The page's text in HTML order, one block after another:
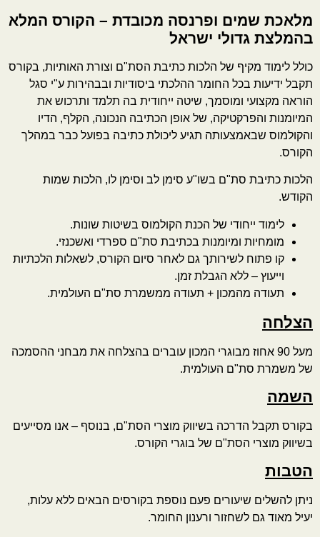
מלאכת שמים ופרנסה מכובדת – הקורס המלא
בהמלצת גדולי ישראל
כולל לימוד מקיף של הלכות כתיבת הסת"ם וצורת האותיות, בקורס
תקבל ידיעות בכל החומר ההלכתי ביסודיות ובבהירות ע"י סגל
הוראה מקצועי ומוסמך, שיטה ייחודית בה תלמד ותרכוש את
המיומנות והפרקטיקה, של אופן הכתיבה הנכונה, הקלף, הדיו
והקולמוס שבאמצעותה תגיע ליכולת כתיבה בפועל כבר במהלך
הקורס.
הלכות כתיבת סת"ם בשו"ע סימן לב וסימן לו, הלכות שמות
הקודש.
לימוד ייחודי של הכנת הקולמוס בשיטות שונות.
מומחיות ומיומנות בכתיבת סת"ם ספרדי ואשכנזי.
קו פתוח לשירותך גם לאחר סיום הקורס, לשאלות הלכתיות
וייעוץ – ללא הגבלת זמן.
תעודה מהמכון + תעודה ממשמרת סת"ם העולמית.
הצלחה
מעל 90 אחוז מבוגרי המכון עוברים בהצלחה את מבחני ההסמכה
של משמרת סת"ם העולמית.
השמה
בקורס תקבל הדרכה בשיווק מוצרי הסת"ם, בנוסף – אנו מסייעים
בשיווק מוצרי הסת"ם של בוגרי הקורס.
הטבות
ניתן להשלים שיעורים פעם נוספת בקורסים הבאים ללא עלות,
יעיל מאוד גם לשחזור ורענון החומר.